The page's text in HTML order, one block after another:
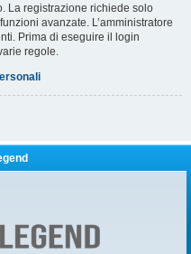
La registrazione richiede solo
avanzate. L’amministratore
Prima di eseguire il login
regole.